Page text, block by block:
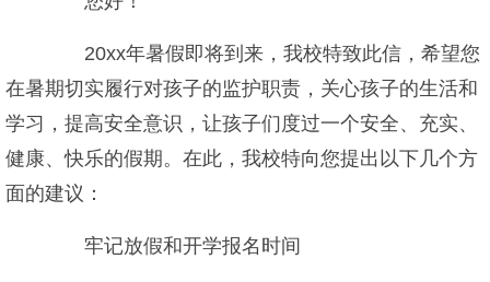
20xx年暑假即将到来，我校特致此信，希望您
在暑期切实履行对孩子的监护职责，关心孩子的生活和
学习，提高安全意识，让孩子们度过一个安全、充实、
健康、快乐的假期。在此，我校特向您提出以下几个方
面的建议：
牢记放假和开学报名时间